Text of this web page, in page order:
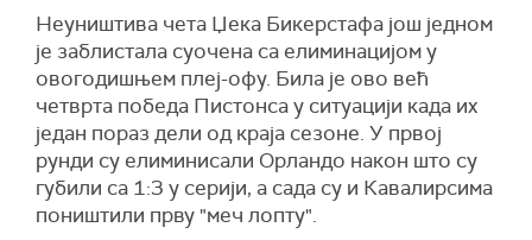
Неуништива чета Џека Бикерстафа још једном
је заблистала суочена са елиминацијом у
овогодишњем плеј-офу. Била је ово већ
четврта победа Пистонса у ситуацији када их
један пораз дели од краја сезоне. У првој
рунди су елиминисали Орландо након што су
губили са 1:3 у серији, а сада су и Кавалирсима
поништили прву "меч лопту".